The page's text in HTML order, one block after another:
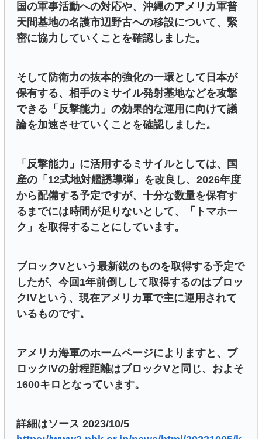
国の軍事活動への対応や、沖縄のアメリカ軍普
天間基地の名護市辺野古への移設について、緊
密に協力していくことを確認しました。
そして防衛力の抜本的強化の一環として日本が
保有する、相手のミサイル発射基地などを攻撃
できる「反撃能力」の効果的な運用に向けて議
論を加速させていくことを確認しました。
「反撃能力」に活用するミサイルとしては、国
産の「12式地対艦誘導弾」を改良し、2026年度
から配備する予定ですが、十分な数量を保有す
るまでには時間が足りないとして、「トマホー
ク」を取得することにしています。
ブロックVという最新鋭のものを取得する予定で
したが、今回1年前倒しして取得するのはブロッ
クIVという、現在アメリカ軍で主に運用されて
いるものです。
アメリカ海軍のホームページによりますと、ブ
ロックIVの射程距離はブロックVと同じ、およそ
1600キロとなっています。
詳細はソース 2023/10/5